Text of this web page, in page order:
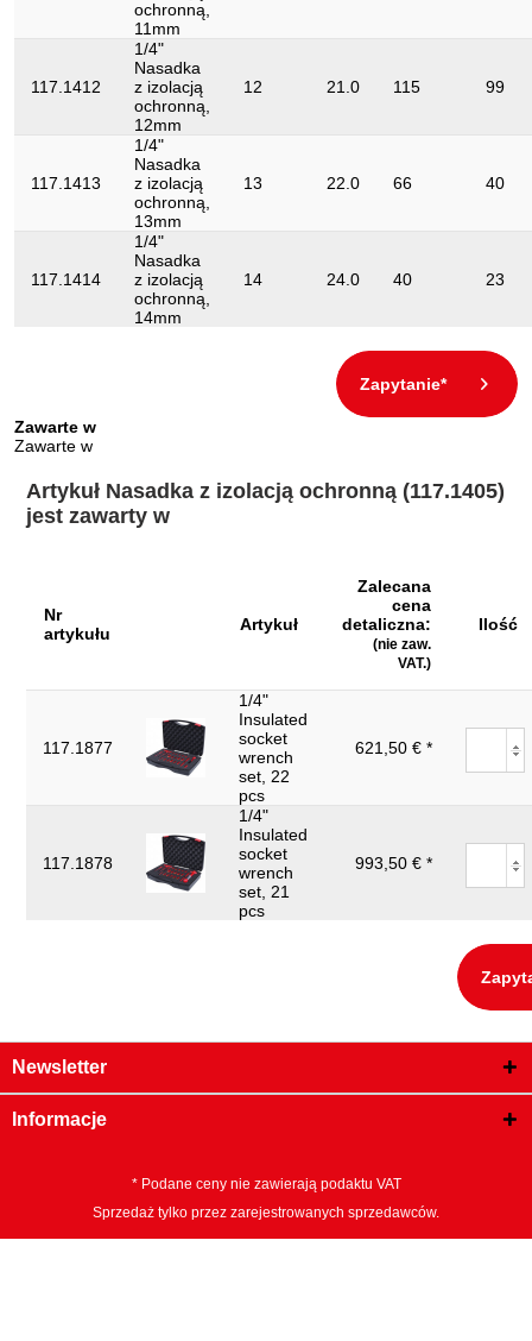
ochronną,
11mm
117.1412
1/4"
Nasadka
z izolacją
ochronną,
12mm
12 21.0 115 99
117.1413
1/4"
Nasadka
z izolacją
ochronną,
13mm
13 22.0 66 40
117.1414
1/4"
Nasadka
z izolacją
ochronną,
14mm
14 24.0 40 23
Zapytanie*
Zawarte w
Zawarte w
Artykuł Nasadka z izolacją ochronną (117.1405)
jest zawarty w
Nr
artykułu
Artykuł
Zalecana
cena
detaliczna:
(nie zaw.
VAT.)
Ilość
117.1877
1/4"
Insulated
socket
wrench
set, 22
pcs
621,50 € *
117.1878
1/4"
Insulated
socket
wrench
set, 21
pcs
993,50 € *
Newsletter
Informacje
* Podane ceny nie zawierają podaktu VAT
Sprzedaż tylko przez zarejestrowanych sprzedawców.